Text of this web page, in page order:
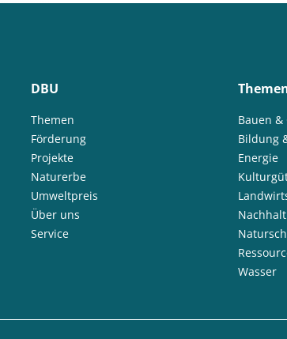
DBU
Themen
Förderung
Projekte
Naturerbe
Umweltpreis
Über uns
Service
Bauen
Bildung
Energie
Wasser